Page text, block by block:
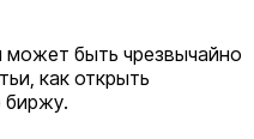
быть чрезвычайно
как открыть
биржу.